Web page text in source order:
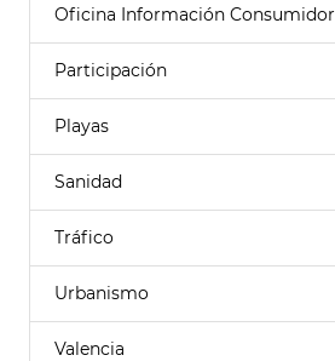
Oficina Información Consumidor
Participación
Playas
Sanidad
Tráfico
Urbanismo
Valencia